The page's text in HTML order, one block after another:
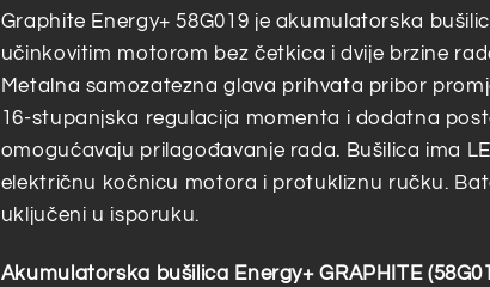
Graphite Energy+ 58G019 je akumulatorska
učinkovitim motorom bez četkica i dvije brzine
Metalna samozatezna glava prihvata pribor
16-stupanjska regulacija momenta i dodatna
omogućavaju prilagođavanje rada. Bušilica ima
električnu kočnicu motora i protukliznu ručku.
uključeni u isporuku.
Akumulatorska bušilica Energy+ GRAPHITE